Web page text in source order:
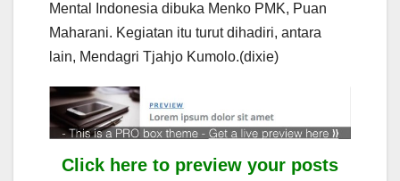
Mental Indonesia dibuka Menko PMK, Puan
Maharani. Kegiatan itu turut dihadiri, antara
lain, Mendagri Tjahjo Kumolo.(dixie)
Click here to preview your posts